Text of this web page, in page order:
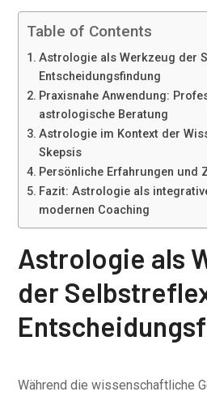
Table of Contents
Astrologie als Werkzeug der
Entscheidungsfindung
Praxisnahe Anwendung:
astrologische Beratung
Astrologie im Kontext der
Skepsis
Persönliche Erfahrungen und
Fazit: Astrologie als
modernen Coaching
Astrologie als
der
Während die wissenschaftliche